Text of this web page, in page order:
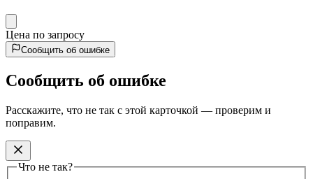
Цена по запросу
Сообщить об ошибке
Сообщить об ошибке
Расскажите, что не так с этой карточкой — проверим и
поправим.
Что не так?